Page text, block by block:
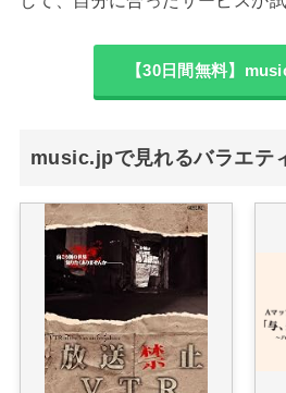
【30日間無料】
music.jpで見れるバラエテ